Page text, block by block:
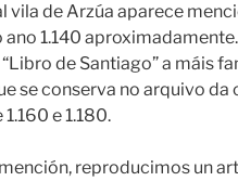
vila de Arzúa aparece
ano 1.140
de Santiago” a máis
se conserva no arquivo da
e 1.180.
reproducimos un